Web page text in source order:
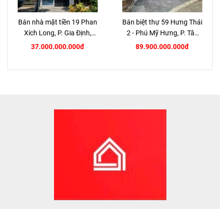
Bán nhà mặt tiền 19 Phan
Xích Long, P. Gia Định,
TP.HCM
37.000.000.000đ
Bán biệt thự 59 Hưng Thái
2 - Phú Mỹ Hưng, P. Tân
Hưng, Quận 7
89.900.000.000đ